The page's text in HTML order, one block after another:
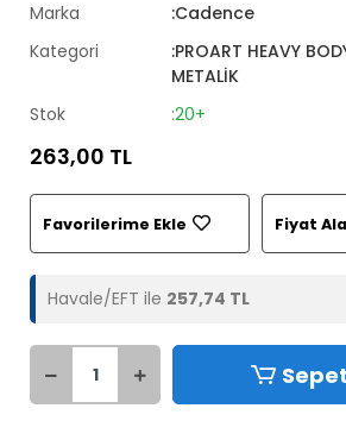
Marka
:Cadence
Kategori
:PROART HEAVY
METALİK
Stok
:20+
263,00 TL
Favorilerime Ekle Fiyat
Havale/EFT ile 257,74 TL